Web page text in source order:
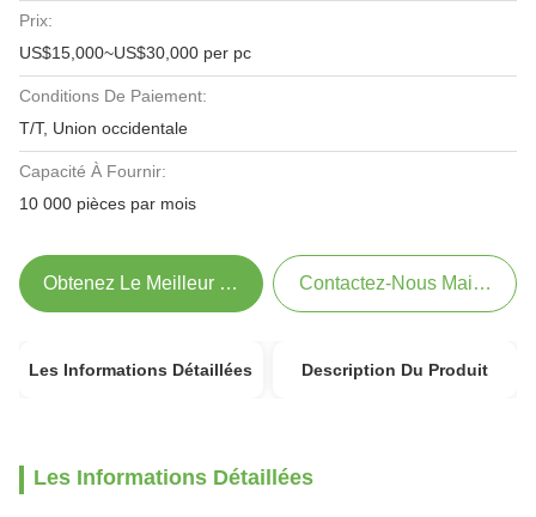
Prix:
US$15,000~US$30,000 per pc
Conditions De Paiement:
T/T, Union occidentale
Capacité À Fournir:
10 000 pièces par mois
Obtenez Le Meilleur Prix Contactez-Nous Maintenant
Les Informations Détaillées Description Du Produit
Les Informations Détaillées